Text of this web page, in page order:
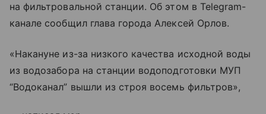
на фильтровальной станции. Об этом в Telegram-
канале сообщил глава города Алексей Орлов.
«Накануне из-за низкого качества исходной воды
из водозабора на станции водоподготовки МУП
“Водоканал” вышли из строя восемь фильтров»,